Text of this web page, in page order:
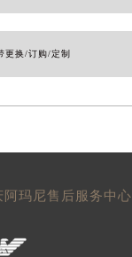
更换/订购/定制
阿玛尼售后服务中心